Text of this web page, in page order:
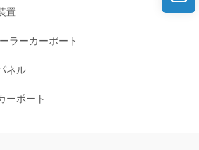
置
ラーカーポート
ネル
ーポート